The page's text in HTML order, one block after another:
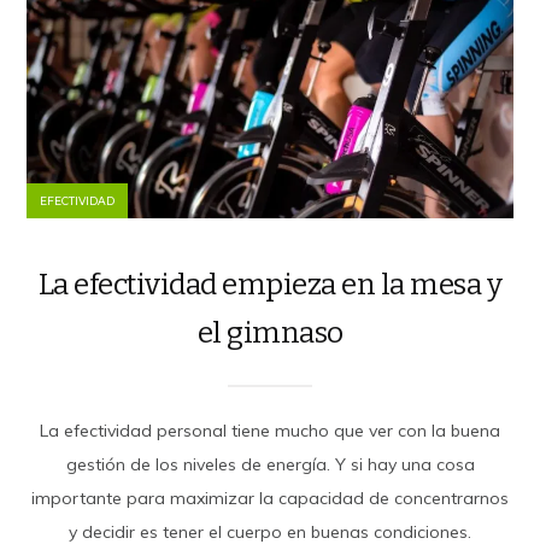
EFECTIVIDAD
La efectividad empieza en la mesa y
el gimnaso
La efectividad personal tiene mucho que ver con la buena
gestión de los niveles de energía. Y si hay una cosa
importante para maximizar la capacidad de concentrarnos
y decidir es tener el cuerpo en buenas condiciones.